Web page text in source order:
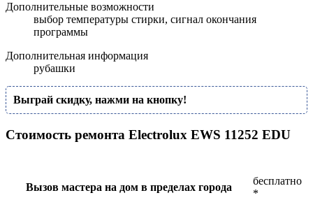
Дополнительные возможности
выбор температуры стирки, сигнал окончания
программы
Дополнительная информация
рубашки
Выграй скидку, нажми на кнопку!
Стоимость ремонта Electrolux EWS 11252 EDU
Вызов мастера на дом в пределах города
бесплатно
*